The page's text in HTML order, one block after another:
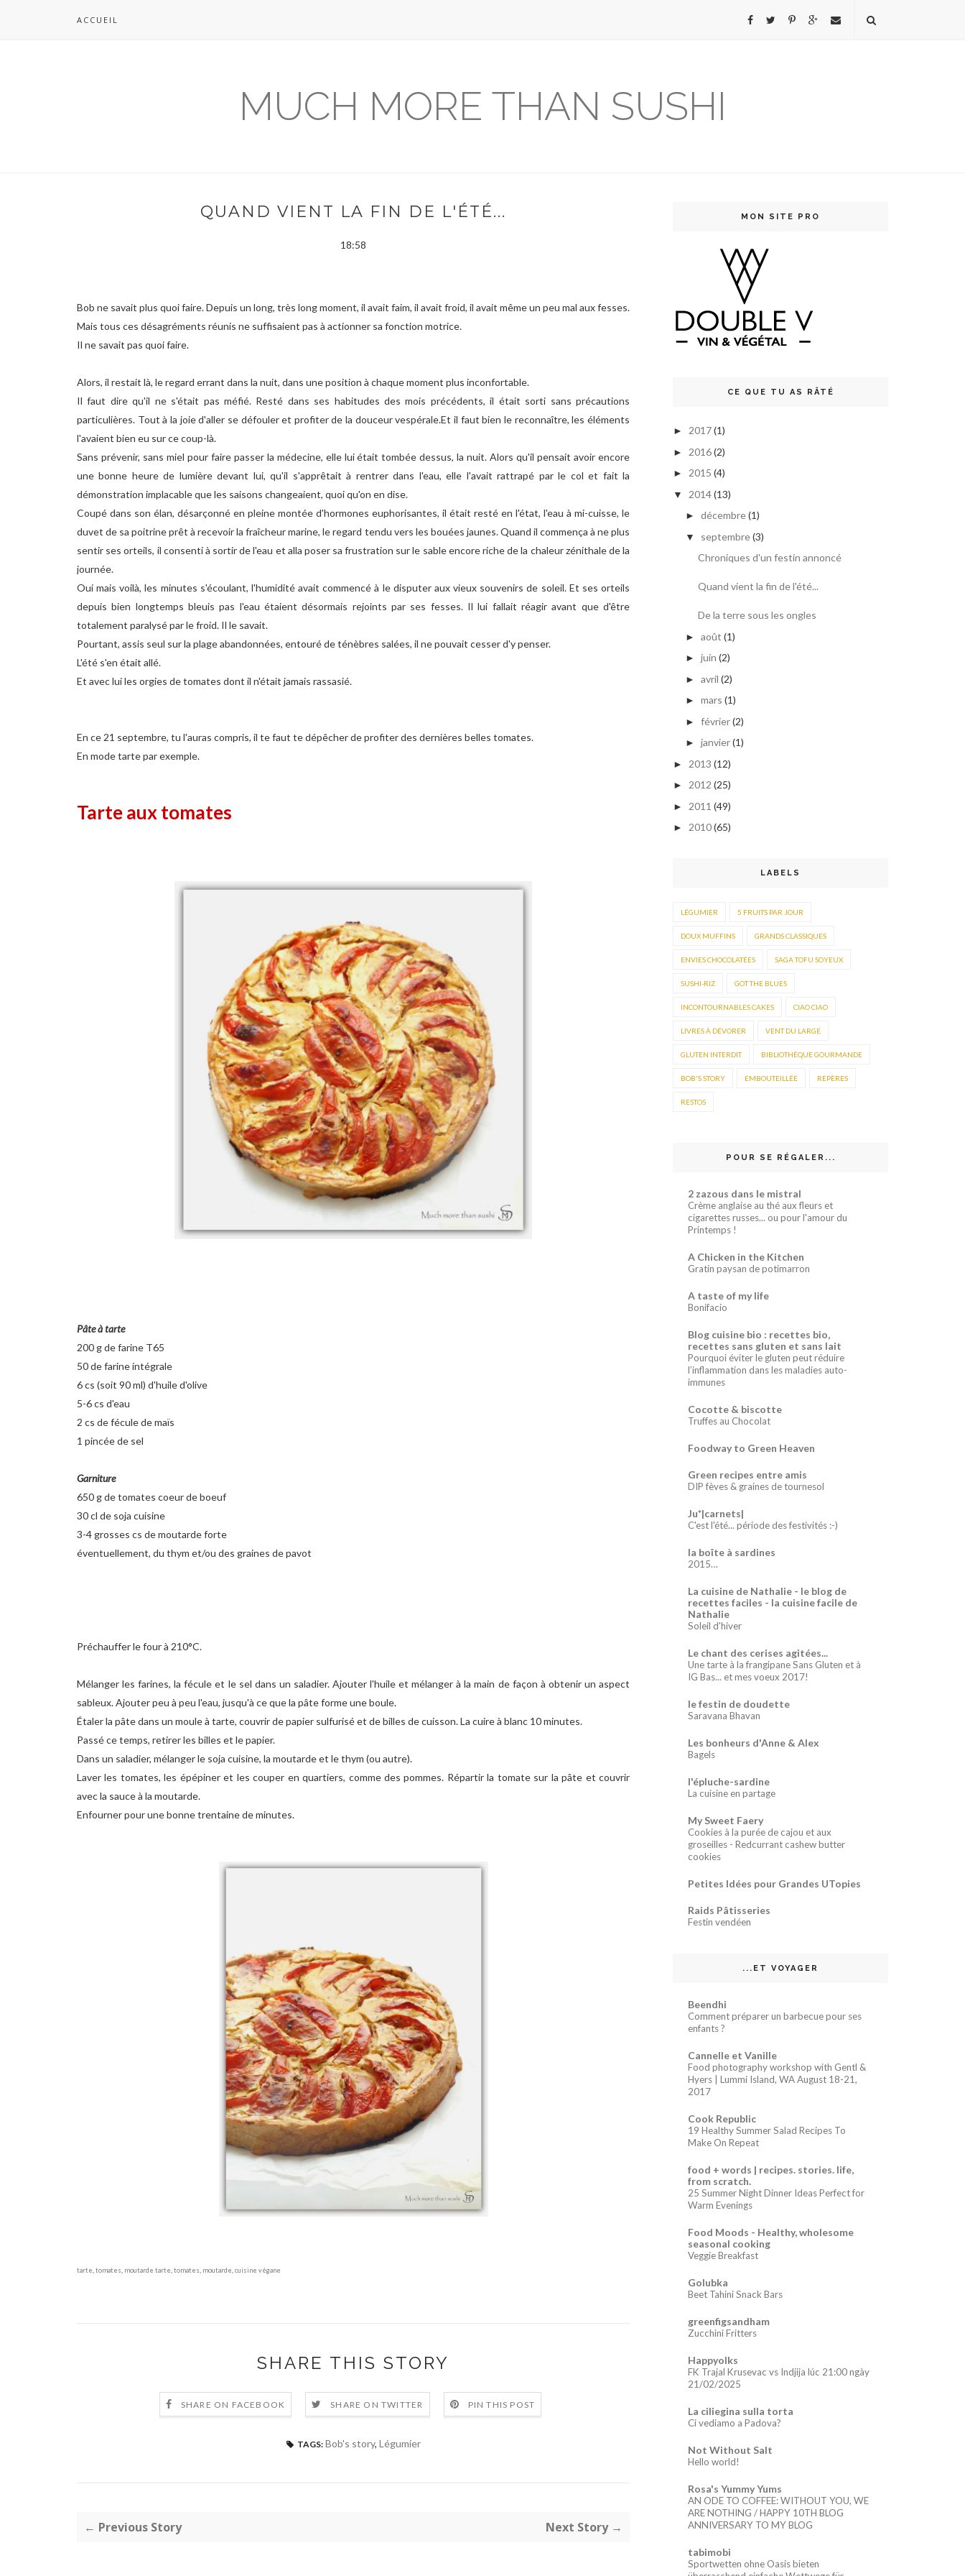
ACCUEIL
MUCH MORE THAN SUSHI
QUAND VIENT LA FIN DE L'ÉTÉ...
18:58
Bob ne savait plus quoi faire. Depuis un long, très long moment, il avait faim, il avait froid, il avait même un peu mal aux fesses.
Mais tous ces désagréments réunis ne suffisaient pas à actionner sa fonction motrice.
Il ne savait pas quoi faire.
Alors, il restait là, le regard errant dans la nuit, dans une position à chaque moment plus inconfortable.
Il faut dire qu'il ne s'était pas méfié. Resté dans ses habitudes des mois précédents, il était sorti sans précautions
particulières. Tout à la joie d'aller se défouler et profiter de la douceur vespérale.Et il faut bien le reconnaître, les éléments
l'avaient bien eu sur ce coup-là.
Sans prévenir, sans miel pour faire passer la médecine, elle lui était tombée dessus, la nuit. Alors qu'il pensait avoir encore
une bonne heure de lumière devant lui, qu'il s'apprêtait à rentrer dans l'eau, elle l'avait rattrapé par le col et fait la
démonstration implacable que les saisons changeaient, quoi qu'on en dise.
Coupé dans son élan, désarçonné en pleine montée d'hormones euphorisantes, il était resté en l'état, l'eau à mi-cuisse, le
duvet de sa poitrine prêt à recevoir la fraîcheur marine, le regard tendu vers les bouées jaunes. Quand il commença à ne plus
sentir ses orteils, il consenti à sortir de l'eau et alla poser sa frustration sur le sable encore riche de la chaleur zénithale de la
journée.
Oui mais voilà, les minutes s'écoulant, l'humidité avait commencé à le disputer aux vieux souvenirs de soleil. Et ses orteils
depuis bien longtemps bleuis pas l'eau étaient désormais rejoints par ses fesses. Il lui fallait réagir avant que d'être
totalement paralysé par le froid. Il le savait.
Pourtant, assis seul sur la plage abandonnées, entouré de ténèbres salées, il ne pouvait cesser d'y penser.
L'été s'en était allé.
Et avec lui les orgies de tomates dont il n'était jamais rassasié.
En ce 21 septembre, tu l'auras compris, il te faut te dépêcher de profiter des dernières belles tomates.
En mode tarte par exemple.
Tarte aux tomates
Pâte à tarte
200 g de farine T65
50 de farine intégrale
6 cs (soit 90 ml) d'huile d'olive
5-6 cs d'eau
2 cs de fécule de maïs
1 pincée de sel
Garniture
650 g de tomates coeur de boeuf
30 cl de soja cuisine
3-4 grosses cs de moutarde forte
éventuellement, du thym et/ou des graines de pavot
Préchauffer le four à 210°C.
Mélanger les farines, la fécule et le sel dans un saladier. Ajouter l'huile et mélanger à la main de façon à obtenir un aspect
sableux. Ajouter peu à peu l'eau, jusqu'à ce que la pâte forme une boule.
Étaler la pâte dans un moule à tarte, couvrir de papier sulfurisé et de billes de cuisson. La cuire à blanc 10 minutes.
Passé ce temps, retirer les billes et le papier.
Dans un saladier, mélanger le soja cuisine, la moutarde et le thym (ou autre).
Laver les tomates, les épépiner et les couper en quartiers, comme des pommes. Répartir la tomate sur la pâte et couvrir
avec la sauce à la moutarde.
Enfourner pour une bonne trentaine de minutes.
tarte tomates moutarde tarte tomates moutarde cuisine végane
SHARE THIS STORY
SHARE ON FACEBOOK SHARE ON TWITTER PIN THIS POST
TAGS: Bob's story, Légumier
← Previous Story Next Story →
MON SITE PRO
CE QUE TU AS RÂTÉ
► 2017(1)
► 2016(2)
► 2015 (4)
▼ 2014(13)
► décembre(1)
▼ septembre(3)
Chroniques d'un festin annoncé
Quand vient la fin de l'été...
De la terre sous les ongles
► août (1)
► juin (2)
► avril (2)
► mars (1)
► février(2)
► janvier(1)
► 2013 (12)
► 2012 (25)
► 2011 (49)
► 2010(65)
LABELS
LÉGUMIER 5 FRUITS PAR JOUR
DOUX MUFFINS GRANDS CLASSIQUES
ENVIES CHOCOLATÉES SAGA TOFU SOYEUX
SUSHI-RIZ GOT THE BLUES
INCONTOURNABLES CAKES CIAO CIAO
LIVRES À DÉVORER VENT DU LARGE
GLUTEN INTERDIT BIBLIOTHÈQUE GOURMANDE
BOB'S STORY EMBOUTEILLÉE REPÈRES
RESTOS
POUR SE RÉGALER...
2 zazous dans le mistral
Crème anglaise au thé aux fleurs et
cigarettes russes... ou pour l'amour du
Printemps !
A Chicken in the Kitchen
Gratin paysan de potimarron
A taste of my life
Bonifacio
Blog cuisine bio : recettes bio,
recettes sans gluten et sans lait
Pourquoi éviter le gluten peut réduire
l’inflammation dans les maladies auto-
immunes
Cocotte & biscotte
Truffes au Chocolat
Foodway to Green Heaven
Green recipes entre amis
DIP fèves & graines de tournesol
Ju*|carnets|
C'est l'été... période des festivités :-)
la boîte à sardines
2015…
La cuisine de Nathalie - le blog de
recettes faciles - la cuisine facile de
Nathalie
Soleil d'hiver
Le chant des cerises agitées...
Une tarte à la frangipane Sans Gluten et à
IG Bas... et mes voeux 2017!
le festin de doudette
Saravana Bhavan
Les bonheurs d'Anne & Alex
Bagels
l'épluche-sardine
La cuisine en partage
My Sweet Faery
Cookies à la purée de cajou et aux
groseilles - Redcurrant cashew butter
cookies
Petites Idées pour Grandes UTopies
Raids Pâtisseries
Festin vendéen
...ET VOYAGER
Beendhi
Comment préparer un barbecue pour ses
enfants ?
Cannelle et Vanille
Food photography workshop with Gentl &
Hyers | Lummi Island, WA August 18-21,
2017
Cook Republic
19 Healthy Summer Salad Recipes To
Make On Repeat
food + words | recipes. stories. life,
from scratch.
25 Summer Night Dinner Ideas Perfect for
Warm Evenings
Food Moods - Healthy, wholesome
seasonal cooking
Veggie Breakfast
Golubka
Beet Tahini Snack Bars
greenfigsandham
Zucchini Fritters
Happyolks
FK Trajal Krusevac vs Indjija lúc 21:00 ngày
21/02/2025
La ciliegina sulla torta
Ci vediamo a Padova?
Not Without Salt
Hello world!
Rosa's Yummy Yums
AN ODE TO COFFEE: WITHOUT YOU, WE
ARE NOTHING / HAPPY 10TH BLOG
ANNIVERSARY TO MY BLOG
tabimobi
Sportwetten ohne Oasis bieten